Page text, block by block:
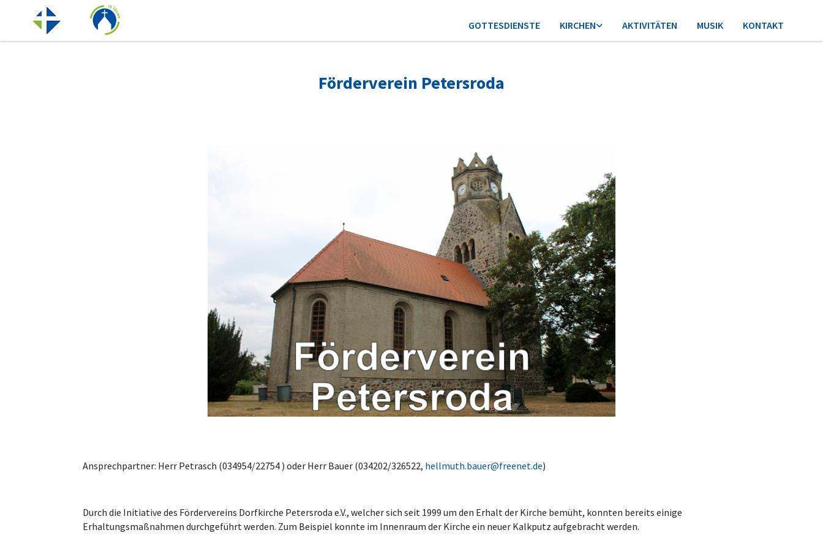
GOTTESDIENSTE KIRCHEN AKTIVITÄTEN MUSIK KONTAKT
Förderverein Petersroda
Ansprechpartner: Herr Petrasch (034954/22754 ) oder Herr Bauer (034202/326522, hellmuth.bauer@freenet.de)
Durch die Initiative des Fördervereins Dorfkirche Petersroda e.V., welcher sich seit 1999 um den Erhalt der Kirche bemüht, konnten bereits einige
Erhaltungsmaßnahmen durchgeführt werden. Zum Beispiel konnte im Innenraum der Kirche ein neuer Kalkputz aufgebracht werden.